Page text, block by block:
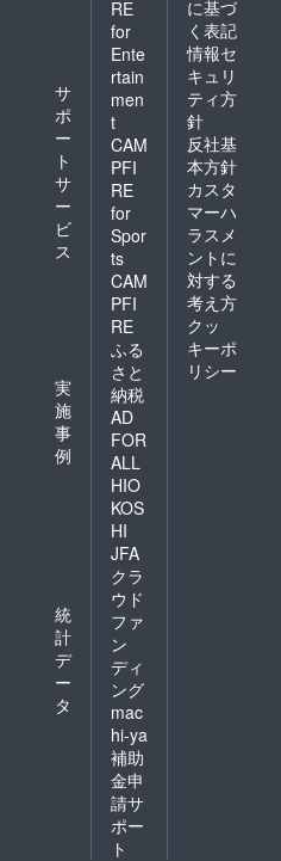
送料や
手数料
などは
一切掛
かりま
せんの
で、そ
の点は
心配要
りませ
ん。 ご
支援を
して頂
くみな
さん。
どうか
これら
による
リター
ンで、
してそ
れだけ
ではな
くて、
自己破
産をど
うして
もやり
たくな
い、せ
ずに車
を残す
方法に
関して
も記述
がして
ありま
で、と
ても実
サ
ポ
ー
ト
サ
ー
ビ
ス
実
施
事
例
統
計
デ
ー
タ
RE
for
Ente
rtain
men
t
CAM
PFI
RE
for
Spor
ts
CAM
PFI
RE
ふる
さと
納税
AD
FOR
ALL
HIO
KOS
HI
JFA
クラ
ウド
ファ
ン
ディ
ング
mac
hi-ya
補助
金申
請サ
ポー
ト
に基づ
く表記
情報セ
キュリ
ティ方
針
反社基
本方針
カスタ
マーハ
ラスメ
ントに
対する
考え方
クッ
キーポ
リシー